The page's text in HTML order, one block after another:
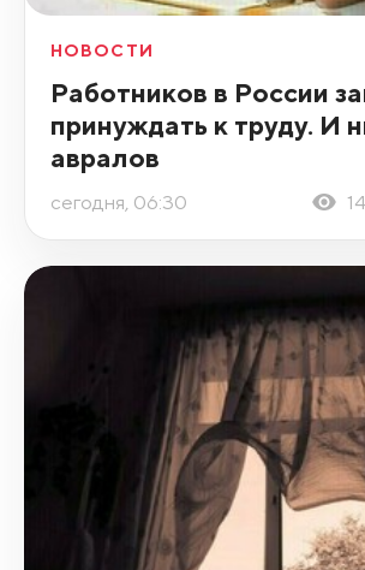
НОВОСТИ
Работников в России
принуждать к труду. И
авралов
сегодня, 06:30 14